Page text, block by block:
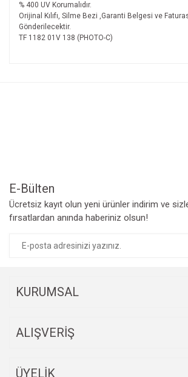
% 400 UV Korumalıdır.
Orijinal Kılıfı, Silme Bezi ,Garanti Belgesi ve
Gönderilecektir.
TF 1182 01V 138 (PHOTO-C)
E-Bülten
Ücretsiz kayıt olun yeni ürünler indirim ve
fırsatlardan anında haberiniz olsun!
KURUMSAL
ALIŞVERİŞ
ÜYELİK